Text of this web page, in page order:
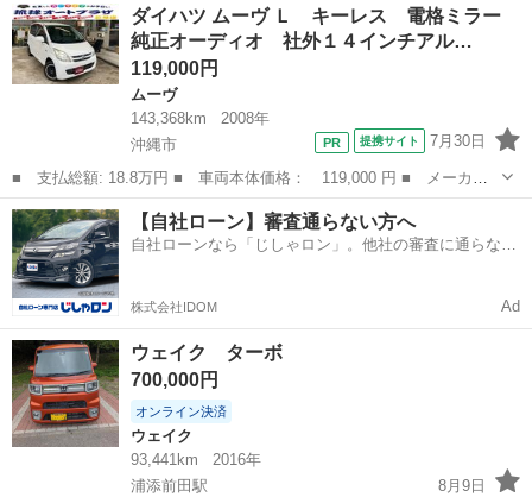
状態になりますm(_ _)m またクーラーも故障してしまいましたので
大...
ダイハツ ムーヴ Ｌ キーレス 電格ミラー
純正オーディオ 社外１４インチアル…
119,000円
ムーヴ
143,368km
2008年
沖縄市
提携サイト 7月30日
■ 支払総額: 18.8万円 ■ 車両本体価格： 119,000 円 ■ メーカー
名： ダイハツ ■ 車種名： ムーヴ ■ グレード名： Ｌ キーレ
ス 電格ミラー 純正オーディオ 社外１４インチアルミ ■ 排気
量： 660...
沖縄 沖縄市 ムーヴ 車両
【自社ローン】審査通らない方へ
自社ローンなら「じしゃロン」。他社の審査に通らなか
株式会社IDOM Ad
ウェイク ターボ
700,000円
オンライン決済
ウェイク
93,441km
2016年
浦添前田駅
8月9日